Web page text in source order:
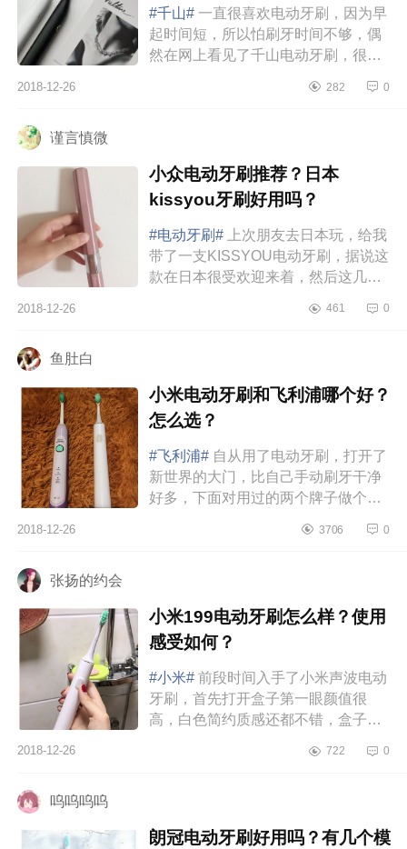
#千山# 一直很喜欢电动牙刷，因为早
起时间短，所以怕刷牙时间不够，偶
然在网上看见了千山电动牙刷，很让
用很久而且这款比较保护牙齿。...
2018-12-26 282 0
谨言慎微
小众电动牙刷推荐？日本
kissyou牙刷好用吗？
#电动牙刷#
上次朋友去日本玩，给我
带了一支KISSYOU电动牙刷，据说这
款在日本很受欢迎来着，然后这几天
亚于我手头原来那款飞利浦哎！首先
2018-12-26 461 0
鱼肚白
小米电动牙刷和飞利浦哪个好？
怎么选？
#飞利浦# 自从用了电动牙刷，打开了
新世界的大门，比自己手动刷牙干净
好多，下面对用过的两个牌子做个测
米：价位：小米便宜很多飞利浦：...
2018-12-26 3706 0
张扬的约会
小米199电动牙刷怎么样？使用
感受如何？
#小米# 前段时间入手了小米声波电动
牙刷，首先打开盒子第一眼颜值很
高，白色简约质感还都不错，盒子里
色环。我打开开关试了一个普通模...
2018-12-26 722 0
呜呜呜呜
朗冠电动牙刷好用吗？有几个模